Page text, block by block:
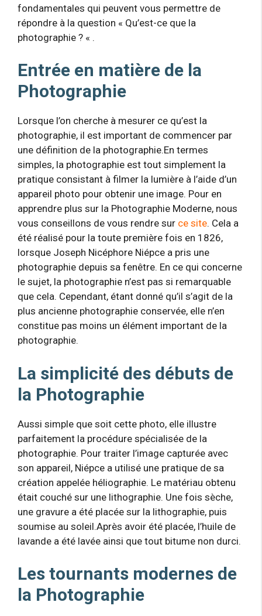
fondamentales qui peuvent vous permettre de
répondre à la question « Qu’est-ce que la
photographie ? « .
Entrée en matière de la
Photographie
Lorsque l’on cherche à mesurer ce qu’est la
photographie, il est important de commencer par
une définition de la photographie.En termes
simples, la photographie est tout simplement la
pratique consistant à filmer la lumière à l’aide d’un
appareil photo pour obtenir une image. Pour en
apprendre plus sur la Photographie Moderne, nous
vous conseillons de vous rendre sur ce site. Cela a
été réalisé pour la toute première fois en 1826,
lorsque Joseph Nicéphore Niépce a pris une
photographie depuis sa fenêtre. En ce qui concerne
le sujet, la photographie n’est pas si remarquable
que cela. Cependant, étant donné qu’il s’agit de la
plus ancienne photographie conservée, elle n’en
constitue pas moins un élément important de la
photographie.
La simplicité des débuts de
la Photographie
Aussi simple que soit cette photo, elle illustre
parfaitement la procédure spécialisée de la
photographie. Pour traiter l’image capturée avec
son appareil, Niépce a utilisé une pratique de sa
création appelée héliographie. Le matériau obtenu
était couché sur une lithographie. Une fois sèche,
une gravure a été placée sur la lithographie, puis
soumise au soleil.Après avoir été placée, l’huile de
lavande a été lavée ainsi que tout bitume non durci.
Les tournants modernes de
la Photographie